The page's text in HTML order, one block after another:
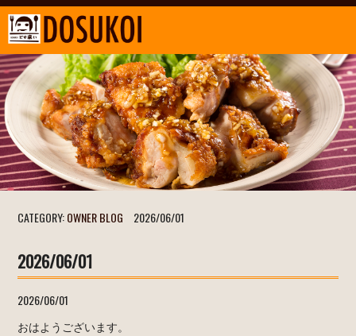
CATEGORY:OWNER BLOG 2026/06/01
2026/06/01
2026/06/01
おはようございます。